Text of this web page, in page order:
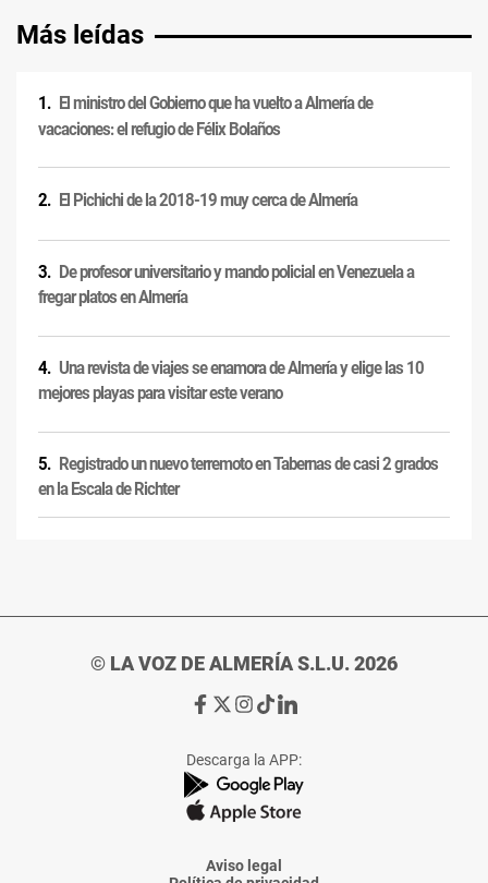
Más leídas
El ministro del Gobierno que ha vuelto a Almería de
vacaciones: el refugio de Félix Bolaños
El Pichichi de la 2018-19 muy cerca de Almería
De profesor universitario y mando policial en Venezuela a
fregar platos en Almería
Una revista de viajes se enamora de Almería y elige las 10
mejores playas para visitar este verano
Registrado un nuevo terremoto en Tabernas de casi 2 grados
en la Escala de Richter
© LA VOZ DE ALMERÍA S.L.U. 2026
Ir
de
La
Voz
Almería
Ir
de
La
Voz
Almería
Ir
de
La
Voz
Almería
Ir
de
La
Voz
Almería
Ir
de
La
Voz
Descarga la APP:
Aviso legal